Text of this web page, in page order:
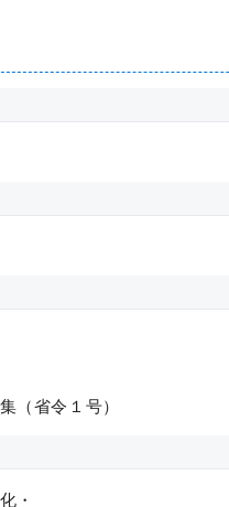
（省令１号）
を用いた自動化・